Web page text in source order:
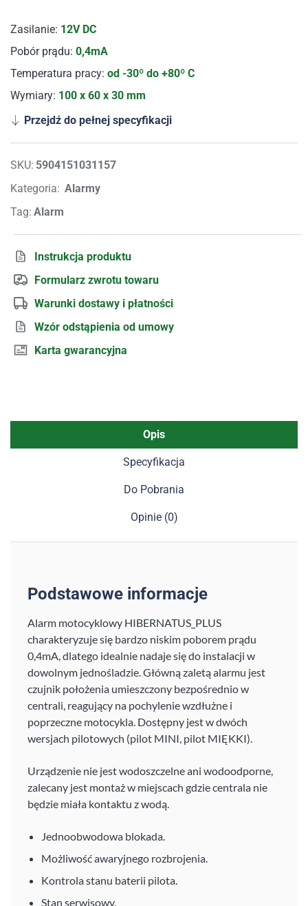
Zasilanie: 12V DC
Pobór prądu: 0,4mA
Temperatura pracy: od -30º do +80º C
Wymiary: 100 x 60 x 30 mm
Przejdź do pełnej specyfikacji
SKU: 5904151031157
Kategoria: Alarmy
Tag: Alarm
Instrukcja produktu
Formularz zwrotu towaru
Warunki dostawy i płatności
Wzór odstąpienia od umowy
Karta gwarancyjna
Opis
Specyfikacja
Do Pobrania
Opinie (0)
Podstawowe informacje
Alarm motocyklowy HIBERNATUS_PLUS
charakteryzuje się bardzo niskim poborem prądu
0,4mA, dlatego idealnie nadaje się do instalacji w
dowolnym jednośladzie. Główną zaletą alarmu jest
czujnik położenia umieszczony bezpośrednio w
centrali, reagujący na pochylenie wzdłużne i
poprzeczne motocykla. Dostępny jest w dwóch
wersjach pilotowych (pilot MINI, pilot MIĘKKI).
Urządzenie nie jest wodoszczelne ani wodoodporne,
zalecany jest montaż w miejscach gdzie centrala nie
będzie miała kontaktu z wodą.
Jednoobwodowa blokada.
Możliwość awaryjnego rozbrojenia.
Kontrola stanu baterii pilota.
Stan serwisowy.